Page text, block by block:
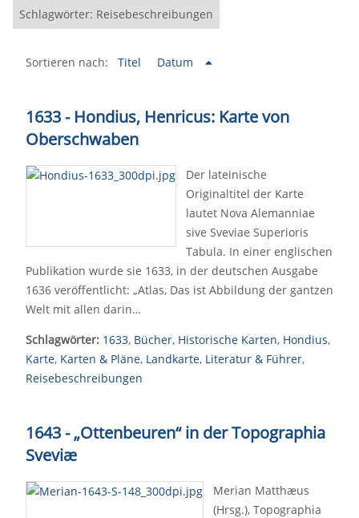
Schlagwörter: Reisebeschreibungen
Sortieren nach: Titel Datum
1633 - Hondius, Henricus: Karte von
Oberschwaben
Der lateinische
Originaltitel der Karte
lautet Nova Alemanniae
sive Sveviae Superioris
Tabula. In einer englischen
Publikation wurde sie 1633, in der deutschen Ausgabe
1636 veröffentlicht: „Atlas, Das ist Abbildung der gantzen
Welt mit allen darin…
Schlagwörter: 1633, Bücher, Historische Karten, Hondius,
Karte, Karten & Pläne, Landkarte, Literatur & Führer,
Reisebeschreibungen
1643 - „Ottenbeuren“ in der Topographia
Sveviæ
Merian Matthæus
(Hrsg.), Topographia